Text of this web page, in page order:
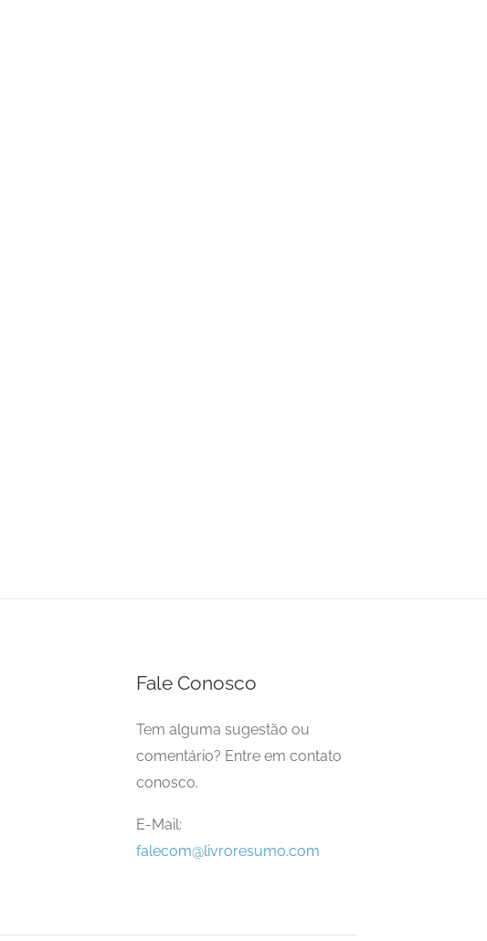
Fale Conosco
Tem alguma sugestão ou
comentário? Entre em contato
conosco.
E-Mail:
falecom@livroresumo.com